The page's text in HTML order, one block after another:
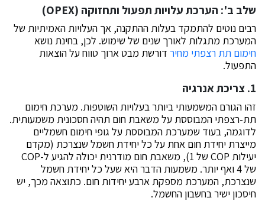
שלב ב': הערכת עלויות תפעול ותחזוקה (OPEX)
רבים נוטים להתמקד בעלות ההתקנה, אך העלויות האמיתיות של
המערכת מתגלות לאורך שנים של שימוש. לכן, בחינת נושא
חימום תת רצפתי מחירדורשת מבט ארוך טווח על הוצאות
התפעול.
1. צריכת אנרגיה
זהו הגורם המשמעותי ביותר בעלויות השוטפות. מערכת חימום
תת-רצפתי המבוססת על משאבת חום תהיה חסכונית משמעותית.
לדוגמה, בעוד שמערכת המבוססת על גופי חימום חשמליים
מייצרת יחידת חום אחת על כל יחידת חשמל שנצרכת (מקדם
יעילות COP של 1), משאבת חום מודרנית יכולה להגיע ל-COP
של 4 ואף יותר. משמעות הדבר היא שעל כל יחידת חשמל
שנצרכת, המערכת מספקת ארבע יחידות חום. כתוצאה מכך, יש
חיסכון ישיר בחשבון החשמל.